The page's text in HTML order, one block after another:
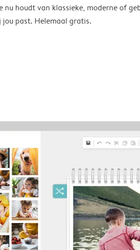
nu houdt van klassieke, moderne of
past. Helemaal gratis.